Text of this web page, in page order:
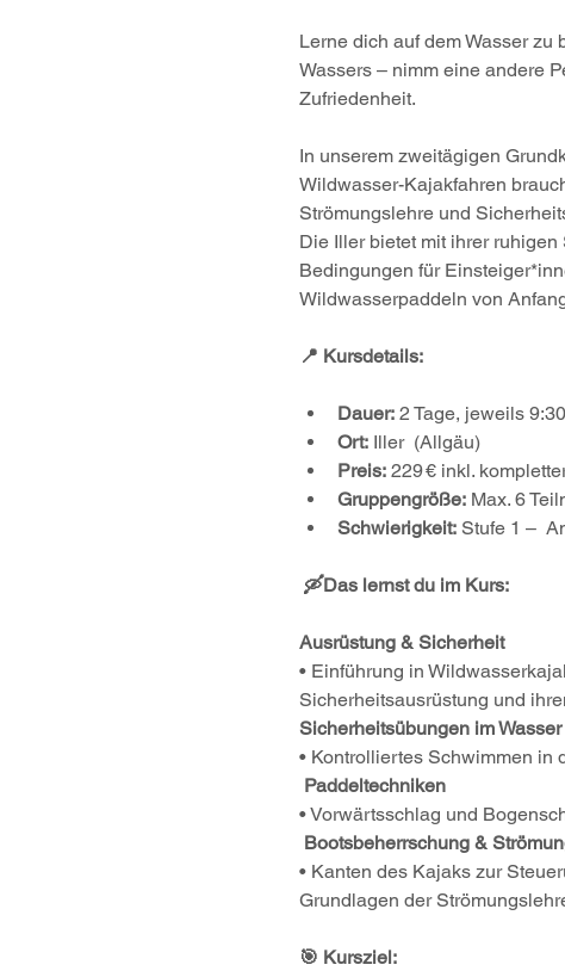
Lerne dich auf dem Wasser
Wassers – nimm eine andere
Zufriedenheit.
In unserem zweitägigen
Wildwasser-Kajakfahren
Strömungslehre und
Die Iller bietet mit ihrer
Bedingungen für
Wildwasserpaddeln von
📍 Kursdetails:
Dauer: 2 Tage, jeweils
Ort: Iller  (Allgäu)
Preis: 229 € inkl.
Gruppengröße: Max. 6
Schwierigkeit: Stufe 1 –
🛶Das lernst du im Kurs:
Ausrüstung & Sicherheit
• Einführung in
Sicherheitsausrüstung und
Sicherheitsübungen im Wasser
• Kontrolliertes Schwimmen in
Paddeltechniken
• Vorwärtsschlag und
Bootsbeherrschung &
• Kanten des Kajaks zur
Grundlagen der
🎯 Kursziel: